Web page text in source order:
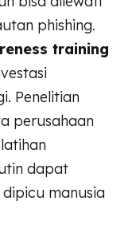
phishing.
training
Penelitian
perusahaan
dapat
manusia